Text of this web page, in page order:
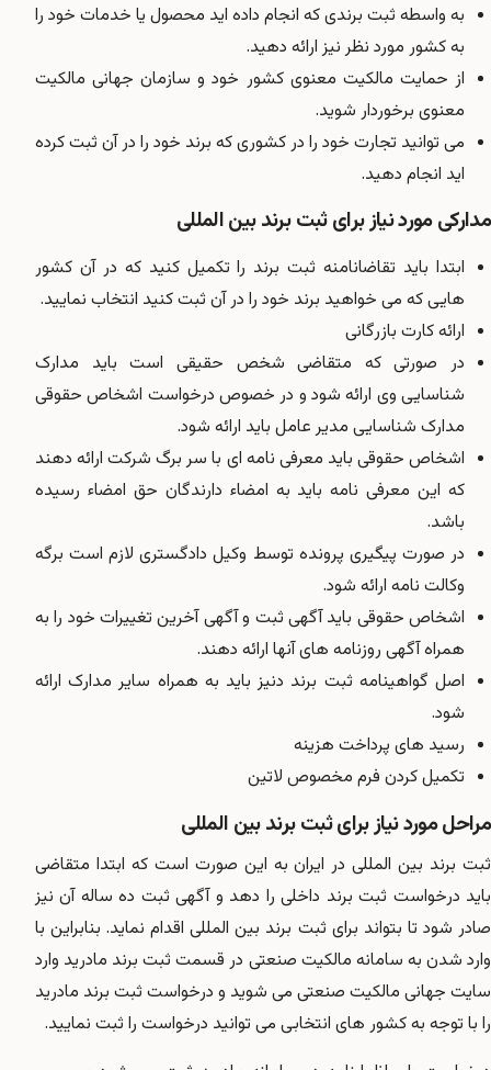
به واسطه ثبت برندی که انجام داده اید محصول یا خدمات خود را
به کشور مورد نظر نیز ارائه دهید.
از حمایت مالکیت معنوی کشور خود و سازمان جهانی مالکیت
معنوی برخوردار شوید.
می توانید تجارت خود را در کشوری که برند خود را در آن ثبت کرده
اید انجام دهید.
مدارکی مورد نیاز برای ثبت برند بین المللی
ابتدا باید تقاضانامنه ثبت برند را تکمیل کنید که در آن کشور
هایی که می خواهید برند خود را در آن ثبت کنید انتخاب نمایید.
ارائه کارت بازرگانی
در صورتی که متقاضی شخص حقیقی است باید مدارک
شناسایی وی ارائه شود و در خصوص درخواست اشخاص حقوقی
مدارک شناسایی مدیر عامل باید ارائه شود.
اشخاص حقوقی باید معرفی نامه ای با سر برگ شرکت ارائه دهند
که این معرفی نامه باید به امضاء دارندگان حق امضاء رسیده
باشد.
در صورت پیگیری پرونده توسط وکیل دادگستری لازم است برگه
وکالت نامه ارائه شود.
اشخاص حقوقی باید آگهی ثبت و آگهی آخرین تغییرات خود را به
همراه آگهی روزنامه های آنها ارائه دهند.
اصل گواهینامه ثبت برند دنیز باید به همراه سایر مدارک ارائه
شود.
رسید های پرداخت هزینه
تکمیل کردن فرم مخصوص لاتین
مراحل مورد نیاز برای ثبت برند بین المللی
ثبت برند بین المللی در ایران به این صورت است که ابتدا متقاضی
باید درخواست ثبت برند داخلی را دهد و آگهی ثبت ده ساله آن نیز
صادر شود تا بتواند برای ثبت برند بین المللی اقدام نماید. بنابراین با
وارد شدن به سامانه مالکیت صنعتی در قسمت ثبت برند مادرید وارد
سایت جهانی مالکیت صنعتی می شوید و درخواست ثبت برند مادرید
را با توجه به کشور های انتخابی می توانید درخواست را ثبت نمایید.